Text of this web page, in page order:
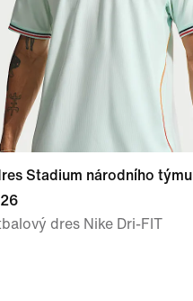
Stadium národního týmu
dres Nike Dri-FIT